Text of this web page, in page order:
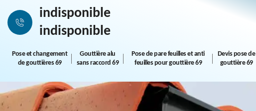
indisponible
indisponible
Pose et changement
de gouttières 69
Gouttière alu
sans raccord 69
Pose de pare feuilles et anti
feuilles pour gouttière 69
Devis pose de
gouttière 69